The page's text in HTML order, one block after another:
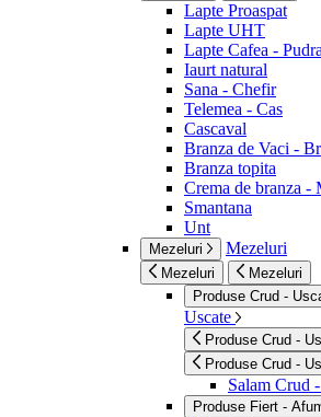
Lapte Proaspat
Lapte UHT
Lapte Cafea -
Iaurt natural
Sana - Chefir
Telemea - Cas
Cascaval
Branza de Vaci -
Branza topita
Crema de branza -
Smantana
Unt
Mezeluri Mezeluri
Mezeluri
Mezeluri
Produse Crud -
Uscate
Produse Crud -
Produse Crud -
Salam Crud
Produse Fiert -